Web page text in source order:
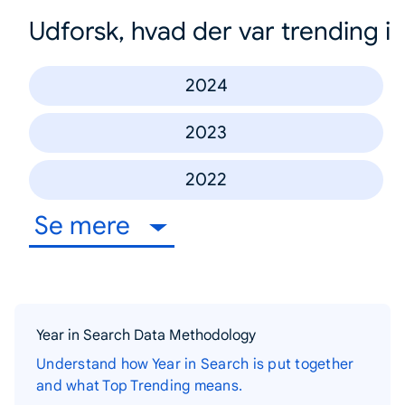
Udforsk, hvad der var trending i
2024
2023
2022
Se mere
Year in Search Data Methodology
Understand how Year in Search is put together
and what Top Trending means.